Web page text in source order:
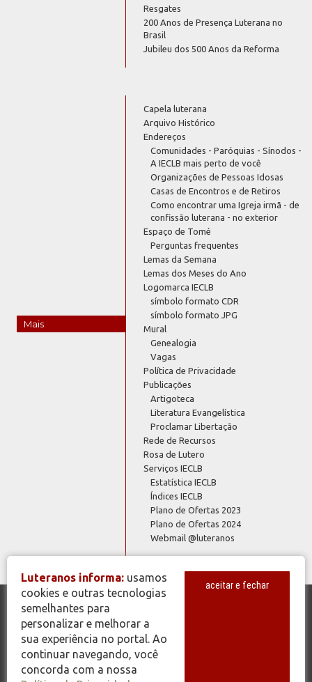
Resgates
200 Anos de Presença Luterana no
Brasil
Jubileu dos 500 Anos da Reforma
Mais
Capela luterana
Arquivo Histórico
Endereços
Comunidades - Paróquias - Sínodos -
A IECLB mais perto de você
Organizações de Pessoas Idosas
Casas de Encontros e de Retiros
Como encontrar uma Igreja irmã - de
confissão luterana - no exterior
Espaço de Tomé
Perguntas frequentes
Lemas da Semana
Lemas dos Meses do Ano
Logomarca IECLB
símbolo formato CDR
símbolo formato JPG
Mural
Genealogia
Vagas
Política de Privacidade
Publicações
Artigoteca
Literatura Evangelística
Proclamar Libertação
Rede de Recursos
Rosa de Lutero
Serviços IECLB
Estatística IECLB
Índices IECLB
Plano de Ofertas 2023
Plano de Ofertas 2024
Webmail @luteranos
© Copyright 2026 - Todos os Direitos Reservados - IECLB - Igreja
Evangélica de Confissão Luterana no Brasil - Portal Luteranos -
www.luteranos.com.br
Luteranos informa: usamos
cookies e outras tecnologias
semelhantes para
personalizar e melhorar a
sua experiência no portal. Ao
continuar navegando, você
concorda com a nossa
aceitar e fechar